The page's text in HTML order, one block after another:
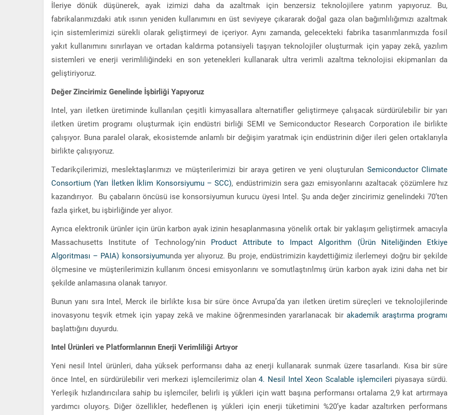
İleriye dönük düşünerek, ayak izimizi daha da azaltmak için benzersiz teknolojilere yatırım yapıyoruz. Bu,
fabrikalarımızdaki atık ısının yeniden kullanımını en üst seviyeye çıkararak doğal gaza olan bağımlılığımızı azaltmak
için sistemlerimizi sürekli olarak geliştirmeyi de içeriyor. Aynı zamanda, gelecekteki fabrika tasarımlarımızda fosil
yakıt kullanımını sınırlayan ve ortadan kaldırma potansiyeli taşıyan teknolojiler oluşturmak için yapay zekâ, yazılım
sistemleri ve enerji verimliliğindeki en son yetenekleri kullanarak ultra verimli azaltma teknolojisi ekipmanları da
geliştiriyoruz.
Değer Zincirimiz Genelinde İşbirliği Yapıyoruz
Intel, yarı iletken üretiminde kullanılan çeşitli kimyasallara alternatifler geliştirmeye çalışacak sürdürülebilir bir yarı
iletken üretim programı oluşturmak için endüstri birliği SEMI ve Semiconductor Research Corporation ile birlikte
çalışıyor. Buna paralel olarak, ekosistemde anlamlı bir değişim yaratmak için endüstrinin diğer ileri gelen ortaklarıyla
birlikte çalışıyoruz.
Tedarikçilerimizi, meslektaşlarımızı ve müşterilerimizi bir araya getiren ve yeni oluşturulan Semiconductor Climate
Consortium (Yarı İletken İklim Konsorsiyumu – SCC), endüstrimizin sera gazı emisyonlarını azaltacak çözümlere hız
kazandırıyor. Bu çabaların öncüsü ise konsorsiyumun kurucu üyesi Intel. Şu anda değer zincirimiz genelindeki 70’ten
fazla şirket, bu işbirliğinde yer alıyor.
Ayrıca elektronik ürünler için ürün karbon ayak izinin hesaplanmasına yönelik ortak bir yaklaşım geliştirmek amacıyla
Massachusetts Institute of Technology’nin Product Attribute to Impact Algorithm (Ürün Niteliğinden Etkiye
Algoritması – PAIA) konsorsiyumunda yer alıyoruz. Bu proje, endüstrimizin kaydettiğimiz ilerlemeyi doğru bir şekilde
ölçmesine ve müşterilerimizin kullanım öncesi emisyonlarını ve somutlaştırılmış ürün karbon ayak izini daha net bir
şekilde anlamasına olanak tanıyor.
Bunun yanı sıra Intel, Merck ile birlikte kısa bir süre önce Avrupa’da yarı iletken üretim süreçleri ve teknolojilerinde
inovasyonu teşvik etmek için yapay zekâ ve makine öğrenmesinden yararlanacak bir akademik araştırma programı
başlattığını duyurdu.
Intel Ürünleri ve Platformlarının Enerji Verimliliği Artıyor
Yeni nesil Intel ürünleri, daha yüksek performansı daha az enerji kullanarak sunmak üzere tasarlandı. Kısa bir süre
önce Intel, en sürdürülebilir veri merkezi işlemcilerimiz olan4. Nesil Intel Xeon Scalable işlemcileri piyasaya sürdü.
Yerleşik hızlandırıcılara sahip bu işlemciler, belirli iş yükleri için watt başına performansı ortalama 2,9 kat artırmaya
yardımcı oluyor5. Diğer özellikler, hedeflenen iş yükleri için enerji tüketimini %20’ye kadar azaltırken performans
“Sandık Emaneti Kişisel İkbal İçin Kullanılamaz”